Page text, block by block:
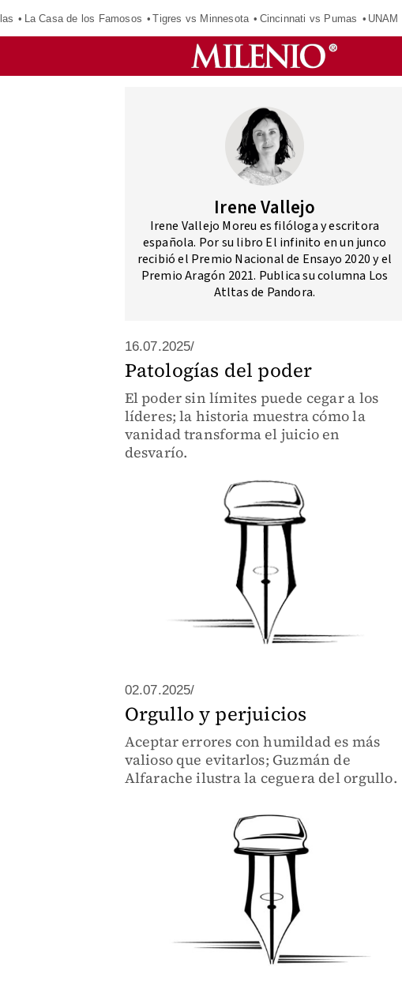
La Casa de los Famosos Tigres vs Minnesota Cincinnati vs Pumas UNAM
Irene Vallejo
Irene Vallejo Moreu es filóloga y escritora
española.​ Por su libro El infinito en un junco​
recibió el Premio Nacional de Ensayo 2020 y el
Premio Aragón 2021.​ Publica su columna Los
Atltas de Pandora.
16.07.2025/
Patologías del poder
El poder sin límites puede cegar a los
líderes; la historia muestra cómo la
vanidad transforma el juicio en
desvarío.
02.07.2025/
Orgullo y perjuicios
Aceptar errores con humildad es más
valioso que evitarlos; Guzmán de
Alfarache ilustra la ceguera del orgullo.